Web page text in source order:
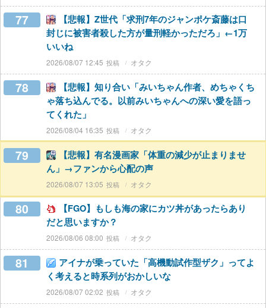
77
【悲報】Z世代「求刑7年のジャンポケ斎藤は口
封じに被害者殺した方が量刑軽かっただろ」←1万
いいね
2026/08/07 12:45 オタク
78
【悲報】知り合い「みいちゃん作者、めちゃくち
ゃ落ち込んでる。以前みいちゃんへの深い愛を語っ
てくれた」
2026/08/04 16:35 オタク
79
【悲報】有名漫画家「体重の減少が止まりませ
ん」→ファンから心配の声
2026/08/07 13:05 オタク
80
【FGO】もしも海の家にカツ丼があったらあり
だと思いますか？
2026/08/06 08:00 オタク
81
アイナが乗っていた「高機動試作型ザク」ってよ
く考えると時系列がおかしいな
2026/08/07 02:02 オタク